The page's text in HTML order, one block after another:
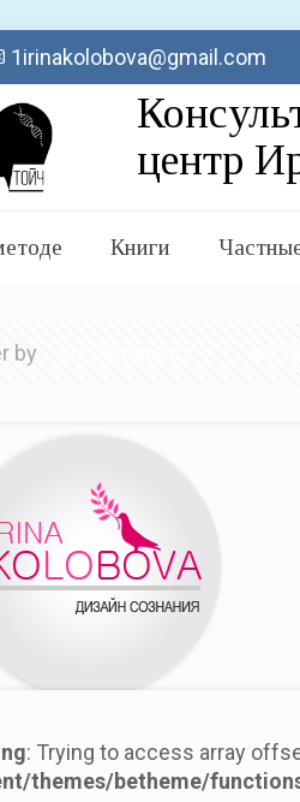
1irinakolobova@gmail.com
Книги
by
: Trying to access array
themes/betheme/